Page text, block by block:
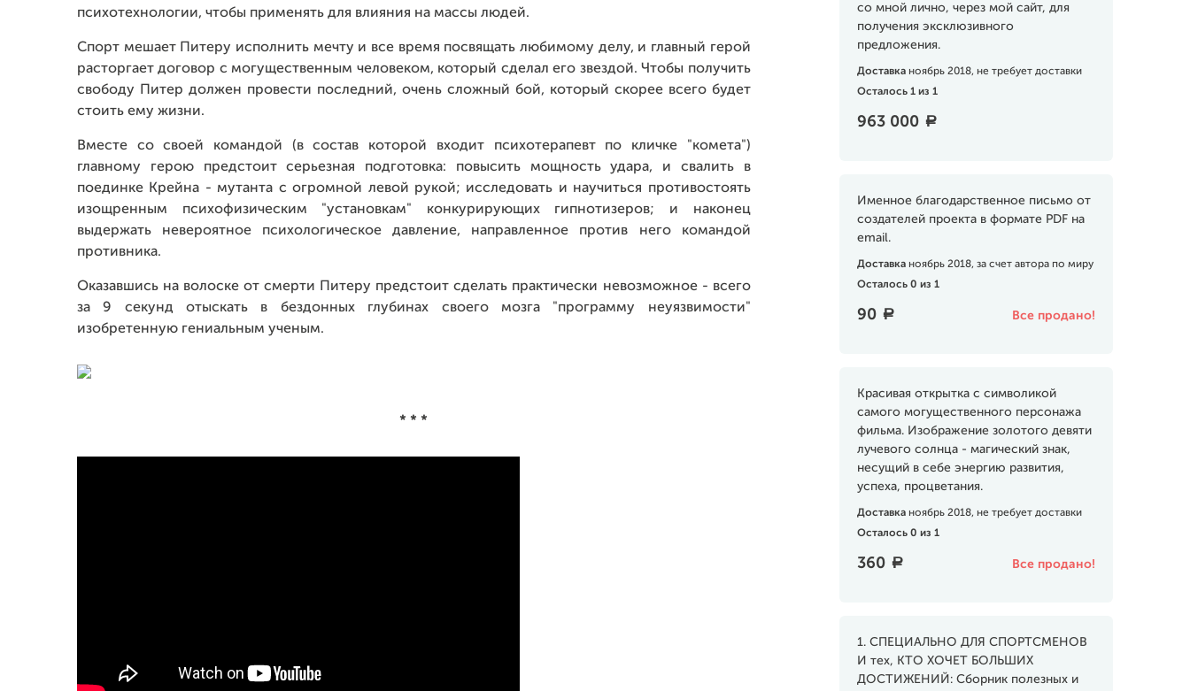
со мной лично, через мой сайт, для
получения эксклюзивного
предложения.
Доставка ноябрь 2018, не требует доставки
Осталось 1 из 1
963 000 a
Именное благодарственное письмо от
создателей проекта в формате PDF на
email.
Доставка ноябрь 2018, за счет автора по миру
Осталось 0 из 1
90 a Все продано!
Красивая открытка с символикой
самого могущественного персонажа
фильма. Изображение золотого девяти
лучевого солнца - магический знак,
несущий в себе энергию развития,
успеха, процветания.
Доставка ноябрь 2018, не требует доставки
Осталось 0 из 1
360 a Все продано!
1. СПЕЦИАЛЬНО ДЛЯ СПОРТСМЕНОВ
И тех, КТО ХОЧЕТ БОЛЬШИХ
ДОСТИЖЕНИЙ: Сборник полезных и
психотехнологии, чтобы применять для влияния на массы людей.
Спорт мешает Питеру исполнить мечту и все время посвящать любимому делу, и главный герой
расторгает договор с могущественным человеком, который сделал его звездой. Чтобы получить
свободу Питер должен провести последний, очень сложный бой, который скорее всего будет
стоить ему жизни.
Вместе со своей командой (в состав которой входит психотерапевт по кличке "комета")
главному герою предстоит серьезная подготовка: повысить мощность удара, и свалить в
поединке Крейна - мутанта с огромной левой рукой; исследовать и научиться противостоять
изощренным психофизическим "установкам" конкурирующих гипнотизеров; и наконец
выдержать невероятное психологическое давление, направленное против него командой
противника.
Оказавшись на волоске от смерти Питеру предстоит сделать практически невозможное - всего
за 9 секунд отыскать в бездонных глубинах своего мозга "программу неуязвимости"
изобретенную гениальным ученым.
* * *